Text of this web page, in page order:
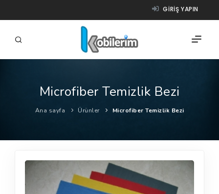
GIRIŞ YAPIN
FIRMALAR
ÜRÜNLER
NASIL ÇALIŞIR?
YARDIM
Microfiber Temizlik Bezi
Ana sayfa Ürünler Microfiber Temizlik Bezi